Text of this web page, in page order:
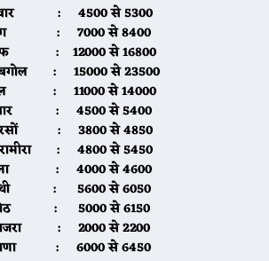
: 4500 से 5300
: 7000 से 8400
: 12000 से 16800
: 15000 से 23500
: 11000 से 14000
: 4500 से 5400
: 3800 से 4850
: 4800 से 5450
: 4000 से 4600
: 5600 से 6050
: 5000 से 6150
: 2000 से 2200
: 6000 से 6450